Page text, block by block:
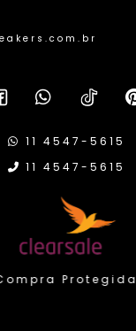
11 4547-5615
11 4547-5615
Protegida